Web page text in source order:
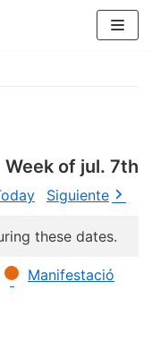
Week of jul. 7th
Siguiente
these dates.
Manifestació